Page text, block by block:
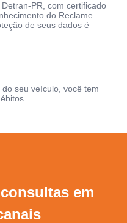
PR, com certificado
do Reclame
de seus dados é
seu veículo, você tem
em